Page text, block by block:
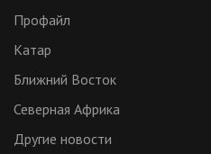
Профайл
Катар
Ближний Восток
Северная Африка
Другие новости